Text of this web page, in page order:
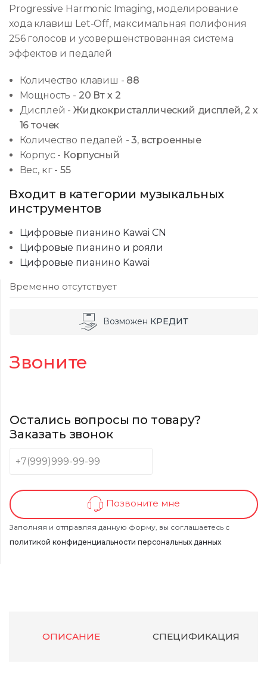
Progressive Harmonic Imaging, моделирование
хода клавиш Let-Off, максимальная полифония
256 голосов и усовершенствованная система
эффектов и педалей
Количество клавиш - 88
Мощность - 20 Вт х 2
Дисплей -Жидкокристаллический дисплей, 2 х
16 точек
Количество педалей -3, встроенные
Корпус - Корпусный
Вес, кг -55
Входит в категории музыкальных
инструментов
Цифровые пианино Kawai CN
Цифровые пианино и рояли
Цифровые пианино Kawai
Временно отсутствует
Возможен КРЕДИТ
Звоните
Остались вопросы по товару?
Заказать звонок
Позвоните мне
Заполняя и отправляя данную форму, вы соглашаетесь с
политикой конфиденциальности персональных данных
ОПИСАНИЕ СПЕЦИФИКАЦИЯ